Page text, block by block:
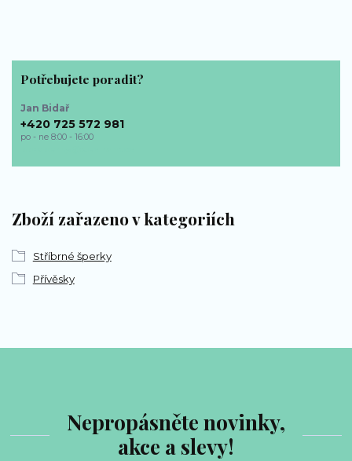
Zboží zařazeno v kategoriích
Stříbrné šperky
Přívěsky
Potřebujete poradit?
Jan Bidař
+420 725 572 981
po - ne 8:00 - 16:00
Nepropásněte novinky,
akce a slevy!